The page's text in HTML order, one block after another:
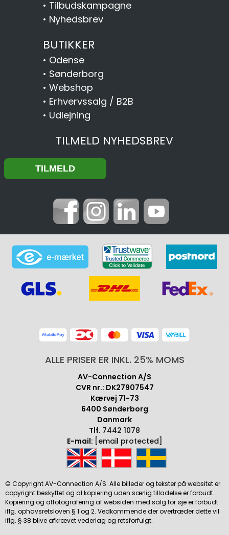
• Tilbudskampagne
• Nyhedsbrev
BUTIKKER
• Odense
• Sønderborg
• Webshop
• Erhvervssalg / B2B
• Udlejning
TILMELD NYHEDSBREV
ALLE PRISER ER INKL. 25% MOMS
AV-Connection A/S
CVR nr.: DK27907547
Kærvej 71-73
6400 Sønderborg
Danmark
Tlf. 7442 1078
E-mail: [email protected]
© Copyright AV-Connection A/S. Alle billeder og tekster på websitet er
copyright beskyttet og al kopiering uden særlig tilladelse er forbudt.
Kopiering og affotografering af websiden med salg for øje er forbudt
iflg. ophavsretsloven § 1 og 2. Vedkommende der overtræder dette vil
iflg. § 38 blive afkrævet vederlag og retsforfulgt.